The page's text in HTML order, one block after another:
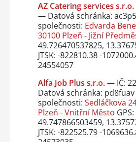
AZ Catering services s.r.o.
— Datová schránka:
společnosti: Edvarda
30100 Plzeň - Jižní
49.726470537825,
JTSK: -822810.38 -
24554057
Alfa Job Plus s.r.o.— IČ:
Datová schránka:
společnosti: Sedláčkova
Plzeň - Vnitřní Město GPS:
49.747866503459,
JTSK: -822525.79 -